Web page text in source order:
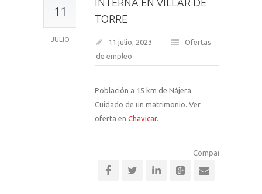
11
JULIO
INTERNA EN VILLAR DE
TORRE
11 julio, 2023
Ofertas
de empleo
Población a 15 km de Nájera.
Cuidado de un matrimonio. Ver
oferta en Chavicar.
Comparte esta